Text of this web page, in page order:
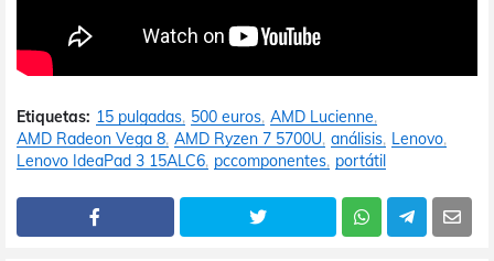
Etiquetas: 15 pulgadas 500 euros AMD Lucienne
AMD Radeon Vega 8 AMD Ryzen 7 5700U análisis Lenovo
Lenovo IdeaPad 3 15ALC6 pccomponentes portátil